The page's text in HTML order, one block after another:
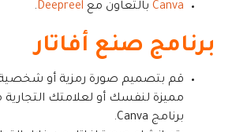
Canva بالتعاون مع Deepreel
.
برنامج صنع أفاتار
قم بتصميم صورة رمزية أو شخصية
مميزة لنفسك أو لعلامتك
برنامج Canva.